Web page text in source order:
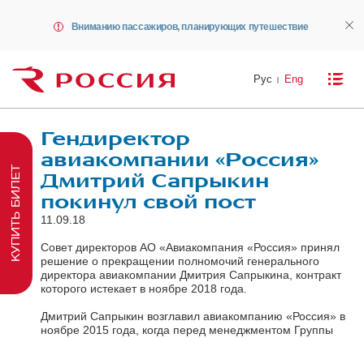
Вниманию пассажиров, планирующих путешествие
Рус Eng
Гендиректор
авиакомпании «Россия»
Дмитрий Сапрыкин
покинул свой пост
11.09.18
Совет директоров АО «Авиакомпания «Россия» принял
решение о прекращении полномочий генерального
директора авиакомпании Дмитрия Сапрыкина, контракт
которого истекает в ноябре 2018 года.
Дмитрий Сапрыкин возглавил авиакомпанию «Россия» в
ноябре 2015 года, когда перед менеджментом Группы
КУПИТЬ БИЛЕТ